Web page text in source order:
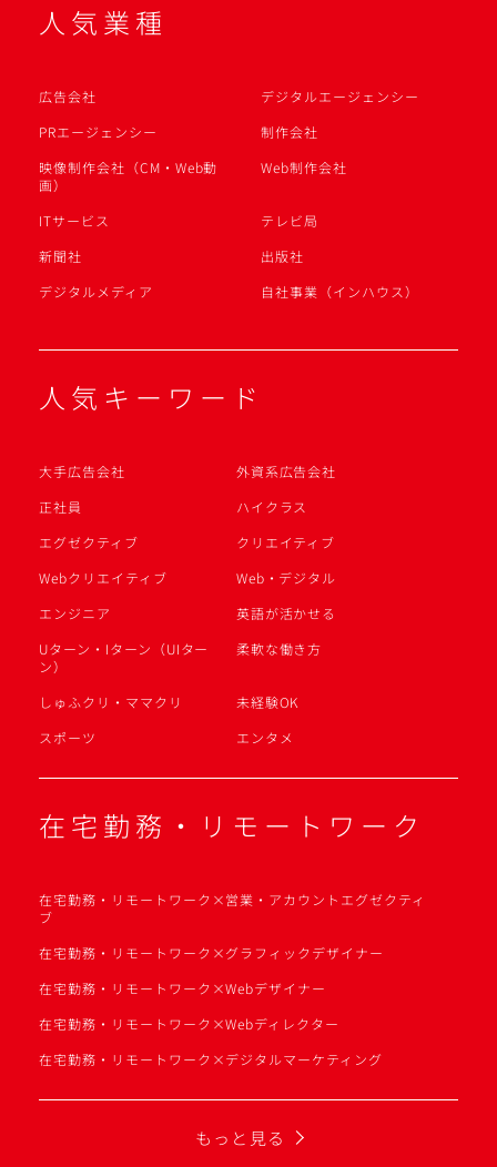
人気業種
広告会社
デジタルエージェンシー
PRエージェンシー
制作会社
映像制作会社（CM・Web動
画）
Web制作会社
ITサービス
テレビ局
新聞社
出版社
デジタルメディア
自社事業（インハウス）
人気キーワード
大手広告会社
外資系広告会社
正社員
ハイクラス
エグゼクティブ
クリエイティブ
Webクリエイティブ
Web・デジタル
エンジニア
英語が活かせる
Uターン・Iターン（UIター
ン）
柔軟な働き方
しゅふクリ・ママクリ
未経験OK
スポーツ
エンタメ
在宅勤務・リモートワーク
在宅勤務・リモートワーク×営業・アカウントエグゼクティ
ブ
在宅勤務・リモートワーク×グラフィックデザイナー
在宅勤務・リモートワーク×Webデザイナー
在宅勤務・リモートワーク×Webディレクター
在宅勤務・リモートワーク×デジタルマーケティング
もっと見る